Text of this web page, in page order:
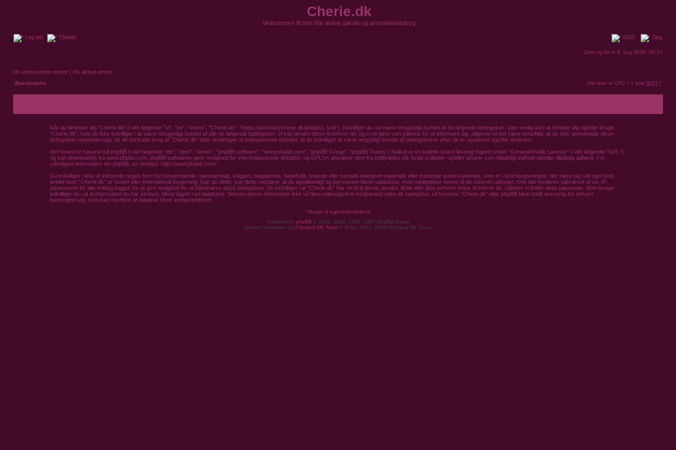
Cherie.dk
Velkommen til min lille aktive gæste og anmeldelsesbog
Log ind Tilmeld OSS Søg
Dato og tid er 8. aug 2026, 08:14
Vis ubesvarede emner | Vis aktive emner
Boardindeks Alle tider er UTC + 1 time [DST ]
Når du tilmelder dig "Cherie.dk" (i det følgende "vi", "os", "vores", "Cherie.dk", "https://www.ladycherie.dk/phpbb3_soft"), indvilliger du i at være retsgyldigt bundet af de følgende betingelser. Vær venlig ikke at tilmelde dig og/eller bruge
"Cherie.dk", hvis du ikke indvilliger i at være retsgyldigt bundet af alle de følgende betingelser. Vi kan ændre disse til enhver tid, og vi vil gøre vort yderste for at informere dig, alligevel vil det være fornuftigt, at du selv gennemgår disse
betingelser regelmæssigt, da din fortsatte brug af "Cherie.dk" efter ændringer af betingelserne betyder, at du indvilliger at være retgyldigt bundet af betingelserne efter de er opdateret og/eller skærpet.
Vort board er baseret på phpBB (i det følgende "de", "dem", "deres", "phpBB software", "www.phpbb.com", "phpBB Group", "phpBB Teams") hvilket er en bulletin board løsning frigivet under "General Public License" (i det følgende "GPL")
og kan downloades fra www.phpbb.com. phpBB softwaren giver mulighed for internetbaserede debatter, og GPL'en afskærer dem fra indflydelse på, hvad vi tillader og/eller afviser som tilladeligt indhold og/eller tilladelig adfærd. For
yderligere information om phpBB, se venligst: http://www.phpbb.com/.
Du indvilliger i ikke at indsende nogen form for fornærmende, uanstændigt, vulgært, bagtalende, hadefuldt, truende eller sexuelt orienteret materiale eller indsende andet materiale, som er i strid lovgivningen, det være sig i dit eget land,
landet hvor “Cherie.dk” er hostet eller international lovgivning. Gør du dette, kan dette medføre, at du øjeblikkeligt og permanent bliver udelukket, med meddelelse herom til din Internet udbyder, hvis det vurderes påkrævet af os. IP-
adresserne for alle indlæg logges for at give mulighed for at håndhæve disse betingelser. Du indvilliger i at "Cherie.dk" har ret til at fjerne, ændre, flytte eller låse enhvert emne til enhver tid, såfremt vi finder dette passende. Som bruger
indvilliger du i at al information du har skrevet, bliver lagret i en database. Selvom denne information ikke vil blive videregivet til tredjemand uden dit samtykke, vil hverken "Cherie.dk" eller phpBB blive holdt ansvarlig for ethvert
hackingforsøg, som kan medføre at dataene bliver kompromitteret.
Tilbage til loginskærmbillede
Powered by phpBB © 2000, 2002, 2005, 2007 phpBB Group
Danish translation by Olympus DK Team © 2006, 2007, 2008 Olympus DK Team